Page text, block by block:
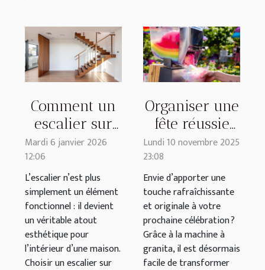
Comment un
escalier sur
mesure
améliore-t-il
l’esthétique de
votre maison
?
Mardi 6 janvier 2026
12:06
L’escalier n’est plus
simplement un élément
fonctionnel : il devient
un véritable atout
esthétique pour
l’intérieur d’une maison.
Choisir un escalier sur
Organiser une
fête réussie
avec une
machine à
granita
Lundi 10 novembre 2025
23:08
Envie d’apporter une
touche rafraîchissante
et originale à votre
prochaine célébration ?
Grâce à la machine à
granita, il est désormais
facile de transformer